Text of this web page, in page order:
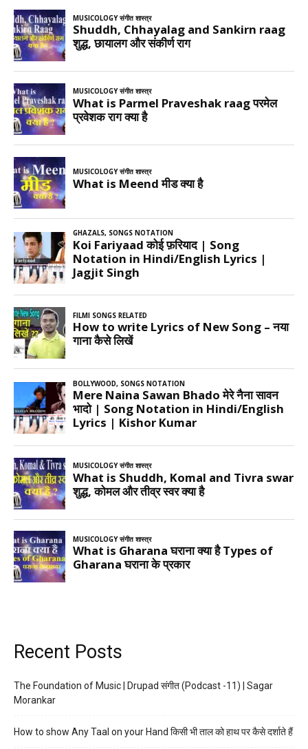
Recent Posts
The Foundation of Music | Drupad संगीत (Podcast -11) | Sagar
Morankar
How to show Any Taal on your Hand किसी भी ताल को हाथ पर कैसे दर्शाते हैं